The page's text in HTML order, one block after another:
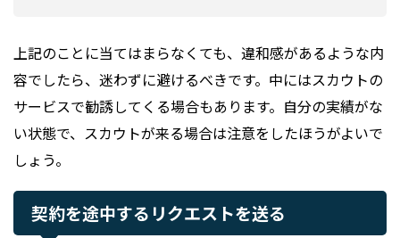
上記のことに当てはまらなくても、違和感があるような内
容でしたら、迷わずに避けるべきです。中にはスカウトの
サービスで勧誘してくる場合もあります。自分の実績がな
い状態で、スカウトが来る場合は注意をしたほうがよいで
しょう。
契約を途中するリクエストを送る